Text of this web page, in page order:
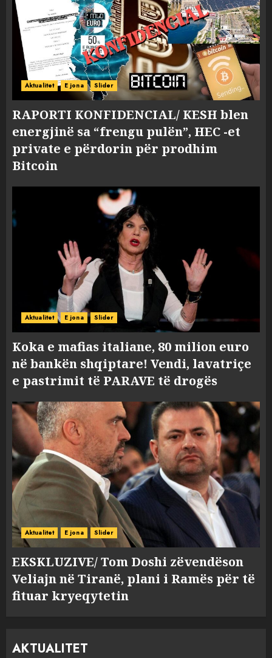
Aktualitet E jona Slider
RAPORTI KONFIDENCIAL/ KESH blen
energjinë sa “frengu pulën”, HEC -et
private e përdorin për prodhim
Bitcoin
Aktualitet E jona Slider
Koka e mafias italiane, 80 milion euro
në bankën shqiptare! Vendi, lavatriçe
e pastrimit të PARAVE të drogës
Aktualitet E jona Slider
EKSKLUZIVE/ Tom Doshi zëvendëson
Veliajn në Tiranë, plani i Ramës për të
fituar kryeqytetin
AKTUALITET